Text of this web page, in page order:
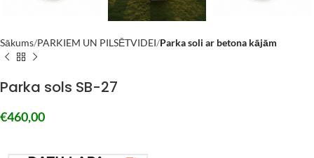
Sākums PARKIEM UN PILSĒTVIDEI Parka soli ar betona kājām
Parka sols SB-27
€460,00